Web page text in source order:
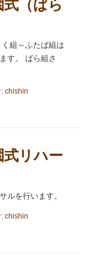
（ばら
組～ふたば組は
す。 ばら組さ
chishin
リハー
ルを行います。
chishin